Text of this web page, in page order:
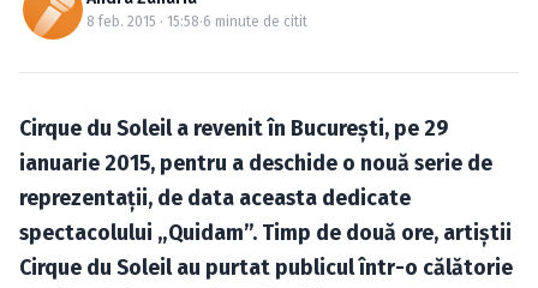
8 feb. 2015 · 15:58·6 minute de citit
Cirque du Soleil a revenit în Bucureşti, pe 29
ianuarie 2015, pentru a deschide o nouă serie de
reprezentaţii, de data aceasta dedicate
spectacolului „Quidam”. Timp de două ore, artiştii
Cirque du Soleil au purtat publicul într-o călătorie